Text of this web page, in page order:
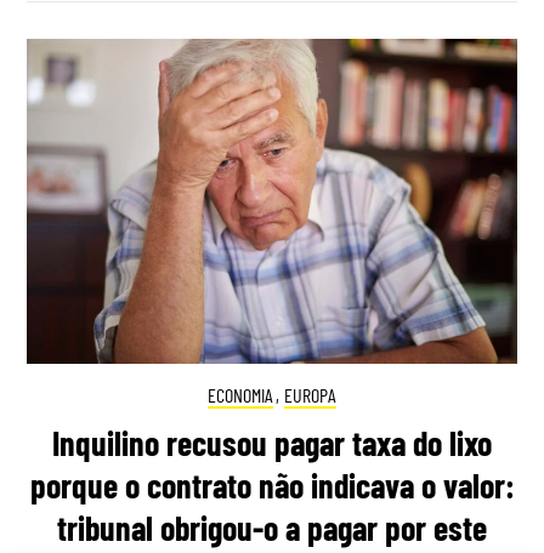
ECONOMIA , EUROPA
Inquilino recusou pagar taxa do lixo
porque o contrato não indicava o valor:
tribunal obrigou-o a pagar por este